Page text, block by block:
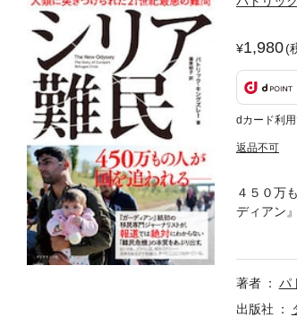
1,980(
dカード利
返品不可
４５０万
ディアン
裂、ＩＳ
著者 パ
出版社